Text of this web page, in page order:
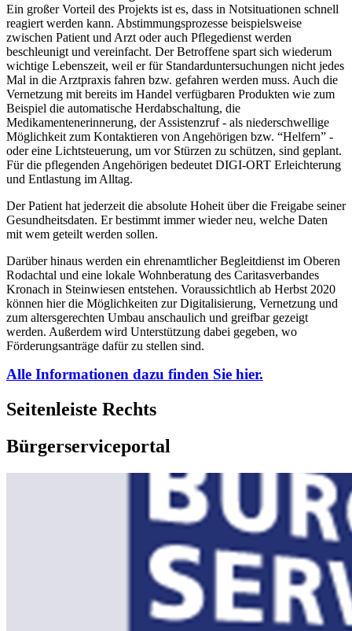
Ein großer Vorteil des Projekts ist es, dass in Notsituationen schnell
reagiert werden kann. Abstimmungsprozesse beispielsweise
zwischen Patient und Arzt oder auch Pflegedienst werden
beschleunigt und vereinfacht. Der Betroffene spart sich wiederum
wichtige Lebenszeit, weil er für Standarduntersuchungen nicht jedes
Mal in die Arztpraxis fahren bzw. gefahren werden muss. Auch die
Vernetzung mit bereits im Handel verfügbaren Produkten wie zum
Beispiel die automatische Herdabschaltung, die
Medikamentenerinnerung, der Assistenzruf - als niederschwellige
Möglichkeit zum Kontaktieren von Angehörigen bzw. “Helfern” -
oder eine Lichtsteuerung, um vor Stürzen zu schützen, sind geplant.
Für die pflegenden Angehörigen bedeutet DIGI-ORT Erleichterung
und Entlastung im Alltag.
Der Patient hat jederzeit die absolute Hoheit über die Freigabe seiner
Gesundheitsdaten. Er bestimmt immer wieder neu, welche Daten
mit wem geteilt werden sollen.
Darüber hinaus werden ein ehrenamtlicher Begleitdienst im Oberen
Rodachtal und eine lokale Wohnberatung des Caritasverbandes
Kronach in Steinwiesen entstehen. Voraussichtlich ab Herbst 2020
können hier die Möglichkeiten zur Digitalisierung, Vernetzung und
zum altersgerechten Umbau anschaulich und greifbar gezeigt
werden. Außerdem wird Unterstützung dabei gegeben, wo
Förderungsanträge dafür zu stellen sind.
Alle Informationen dazu finden Sie hier.
Seitenleiste Rechts
Bürgerserviceportal